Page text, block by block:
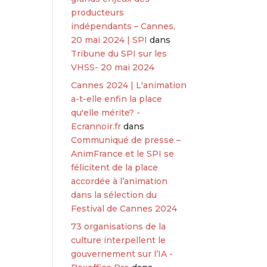
producteurs
indépendants – Cannes,
20 mai 2024 | SPI dans
Tribune du SPI sur les
VHSS- 20 mai 2024
Cannes 2024 | L'animation
a-t-elle enfin la place
qu'elle mérite? -
Ecrannoir.fr dans
Communiqué de presse –
AnimFrance et le SPI se
félicitent de la place
accordée à l’animation
dans la sélection du
Festival de Cannes 2024
73 organisations de la
culture interpellent le
gouvernement sur l’IA -